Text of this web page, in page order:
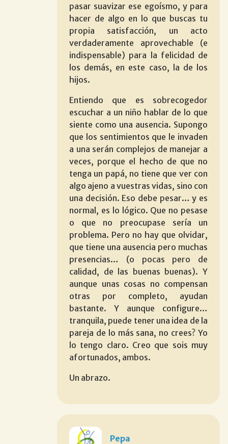
pasar suavizar ese egoísmo, y para
hacer de algo en lo que buscas tu
propia satisfacción, un acto
verdaderamente aprovechable (e
indispensable) para la felicidad de
los demás, en este caso, la de los
hijos.
Entiendo que es sobrecogedor
escuchar a un niño hablar de lo que
siente como una ausencia. Supongo
que los sentimientos que le invaden
a una serán complejos de manejar a
veces, porque el hecho de que no
tenga un papá, no tiene que ver con
algo ajeno a vuestras vidas, sino con
una decisión. Eso debe pesar… y es
normal, es lo lógico. Que no pesase
o que no preocupase sería un
problema. Pero no hay que olvidar,
que tiene una ausencia pero muchas
presencias… (o pocas pero de
calidad, de las buenas buenas). Y
aunque unas cosas no compensan
otras por completo, ayudan
bastante. Y aunque configure…
tranquila, puede tener una idea de la
pareja de lo más sana, no crees? Yo
lo tengo claro. Creo que sois muy
afortunados, ambos.
Un abrazo.
Pepa